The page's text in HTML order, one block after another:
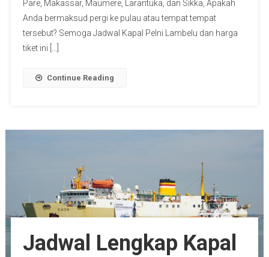
Pare, Makassar, Maumere, Larantuka, dan Sikka, Apakah
Anda bermaksud pergi ke pulau atau tempat tempat
tersebut? Semoga Jadwal Kapal Pelni Lambelu dan harga
tiket ini […]
Continue Reading
Jadwal Lengkap Kapal